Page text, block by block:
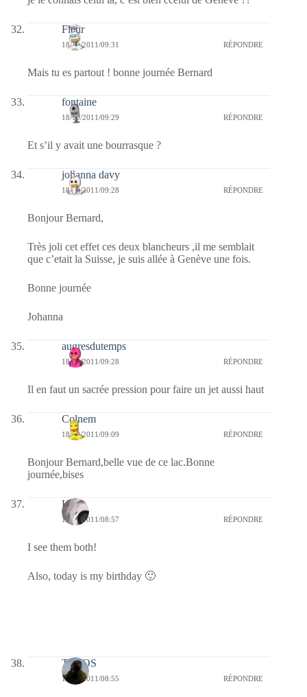
Fleur
18/10/2011/09:31 RÉPONDRE
Mais tu es partout ! bonne journée Bernard
fontaine
18/10/2011/09:29 RÉPONDRE
Et s’il y avait une bourrasque ?
johanna davy
18/10/2011/09:28 RÉPONDRE
Bonjour Bernard,
Très joli cet effet ces deux blancheurs ,il me semblait
que c’etait la Suisse, je suis allée à Genève une fois.
Bonne journée
Johanna
augresdutemps
18/10/2011/09:28 RÉPONDRE
Il en faut un sacrée pression pour faire un jet aussi haut
Colnem
18/10/2011/09:09 RÉPONDRE
Bonjour Bernard,belle vue de ce lac.Bonne
journée,bises
Kala
18/10/2011/08:57 RÉPONDRE
I see them both!
Also, today is my birthday 🙂
TELOS
18/10/2011/08:55 RÉPONDRE